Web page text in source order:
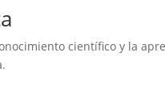
científico y la